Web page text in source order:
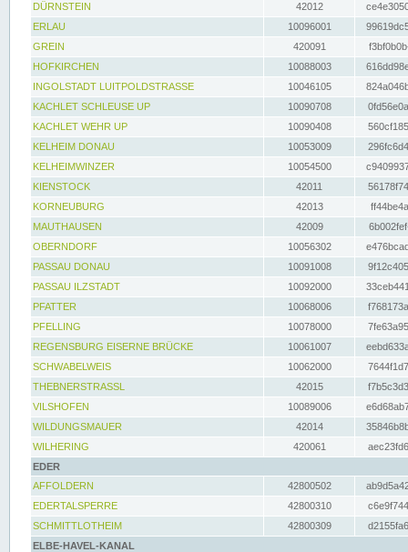
DÜRNSTEIN
42012
ERLAU
10096001
GREIN
420091
HOFKIRCHEN
10088003
INGOLSTADT LUITPOLDSTRASSE
10046105
KACHLET SCHLEUSE UP
10090708
KACHLET WEHR UP
10090408
KELHEIM DONAU
10053009
KELHEIMWINZER
10054500
KIENSTOCK
42011
KORNEUBURG
42013
MAUTHAUSEN
42009
OBERNDORF
10056302
PASSAU DONAU
10091008
PASSAU ILZSTADT
10092000
PFATTER
10068006
PFELLING
10078000
REGENSBURG EISERNE BRÜCKE
10061007
SCHWABELWEIS
10062000
THEBNERSTRASSL
42015
VILSHOFEN
10089006
WILDUNGSMAUER
42014
WILHERING
420061
EDER
AFFOLDERN
42800502
EDERTALSPERRE
42800310
SCHMITTLOTHEIM
42800309
ELBE-HAVEL-KANAL